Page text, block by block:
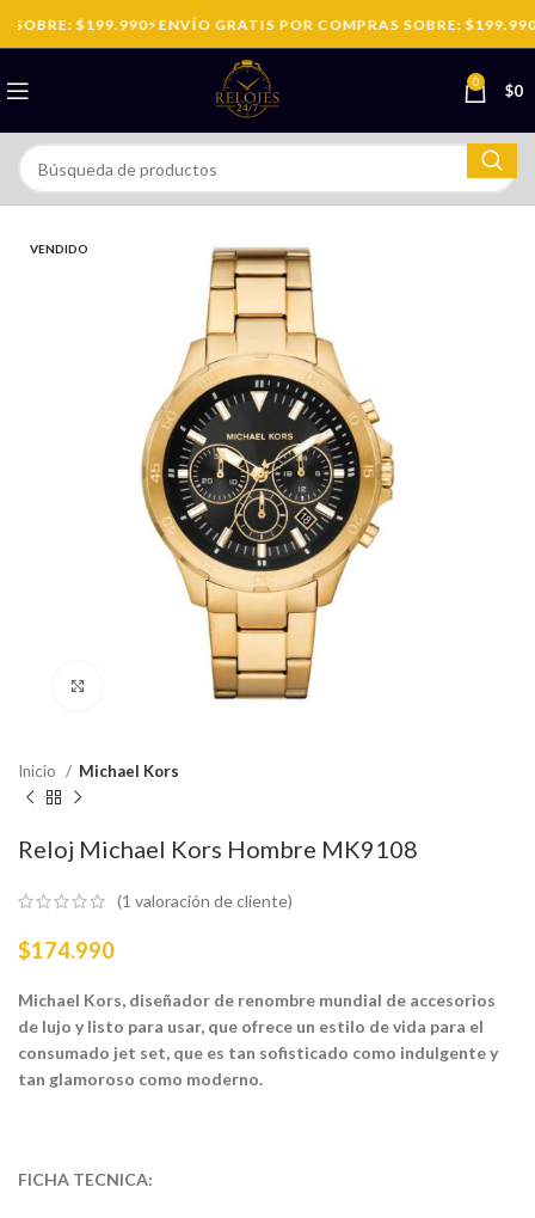
$199.990⚡ENVÍO GRATIS POR COMPRAS SOBRE: $199.990
0 $0
VENDIDO
Haga Click para agrandar
Inicio Michael Kors
Reloj Michael Kors Hombre MK9108
(1 valoración de cliente)
$174.990
Michael Kors, diseñador de renombre mundial de accesorios
de lujo y listo para usar, que ofrece un estilo de vida para el
consumado jet set, que es tan sofisticado como indulgente y
tan glamoroso como moderno.
FICHA TECNICA: